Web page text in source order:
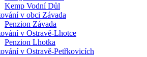
Kemp Vodní Důl
v obci Závada
Penzion Závada
v Ostravě-Lhotce
Penzion Lhotka
v Ostravě-Petřkovicích